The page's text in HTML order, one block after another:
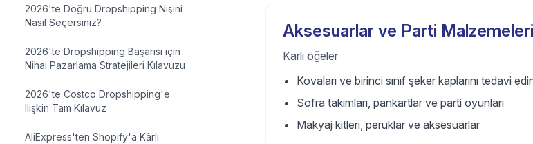
2026'te Doğru Dropshipping Nişini
Nasıl Seçersiniz?
2026'te Dropshipping Başarısı için
Nihai Pazarlama Stratejileri Kılavuzu
2026'te Costco Dropshipping'e
İlişkin Tam Kılavuz
AliExpress'ten Shopify'a Kârlı
Aksesuarlar ve Parti Malzemeleri
Karlı öğeler
Kovaları ve birinci sınıf şeker kaplarını tedavi
Sofra takımları, pankartlar ve parti oyunları
Makyaj kitleri, peruklar ve aksesuarlar